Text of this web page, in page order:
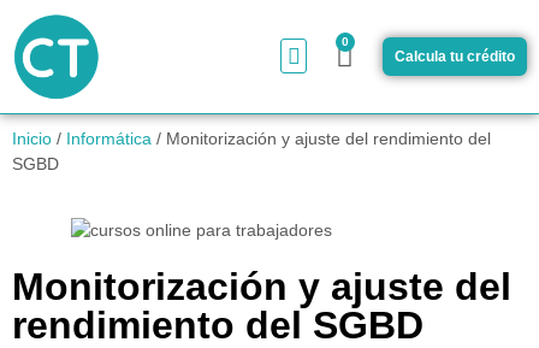
0
Calcula tu crédito
Inicio / Informática / Monitorización y ajuste del rendimiento del
SGBD
Monitorización y ajuste del
rendimiento del SGBD